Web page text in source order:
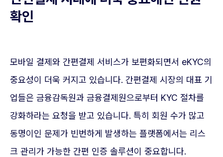
확인
모바일 결제와 간편결제 서비스가 보편화되면서 eKYC의
중요성이 더욱 커지고 있습니다. 간편결제 시장의 대표 기
업들은 금융감독원과 금융결제원으로부터 KYC 절차를
강화하라는 요청을 받고 있습니다. 특히 회원 수가 많고
동명이인 문제가 빈번하게 발생하는 플랫폼에서는 리스
크 관리가 가능한 간편 인증 솔루션이 중요합니다.